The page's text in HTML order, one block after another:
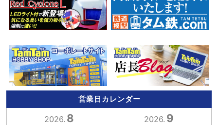
営業日カレンダー
2026. 8 2026. 9